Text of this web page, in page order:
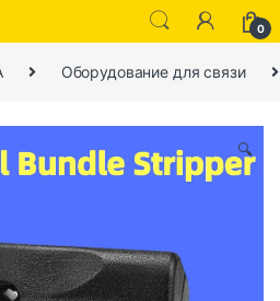
0
Оборудование для связи
🔍